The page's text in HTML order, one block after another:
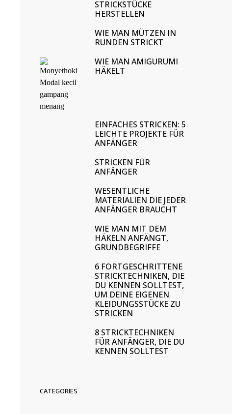
STRICKSTÜCKE
HERSTELLEN
WIE MAN MÜTZEN IN
RUNDEN STRICKT
WIE MAN AMIGURUMI
HÄKELT
EINFACHES STRICKEN: 5
LEICHTE PROJEKTE FÜR
ANFÄNGER
STRICKEN FÜR
ANFÄNGER
WESENTLICHE
MATERIALIEN DIE JEDER
ANFÄNGER BRAUCHT
WIE MAN MIT DEM
HÄKELN ANFÄNGT,
GRUNDBEGRIFFE
6 FORTGESCHRITTENE
STRICKTECHNIKEN, DIE
DU KENNEN SOLLTEST,
UM DEINE EIGENEN
KLEIDUNGSSTÜCKE ZU
STRICKEN
8 STRICKTECHNIKEN
FÜR ANFÄNGER, DIE DU
KENNEN SOLLTEST
CATEGORIES